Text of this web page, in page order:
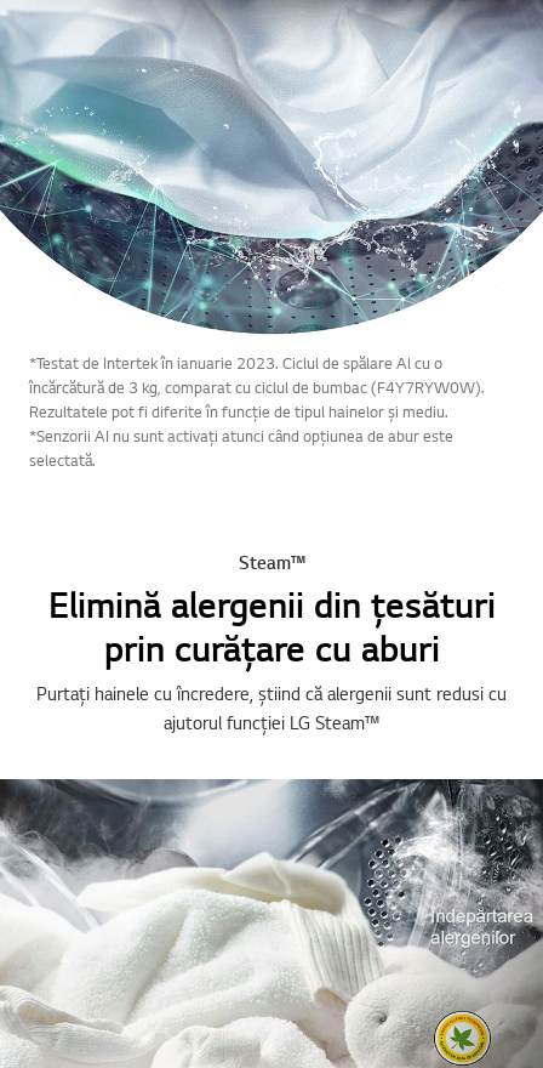
*Testat de Intertek în ianuarie 2023. Ciclul de spălare Al cu o
încărcătură de 3 kg, comparat cu ciclul de bumbac (F4Y7RYW0W).
Rezultatele pot fi diferite în funcție de tipul hainelor și mediu.
*Senzorii AI nu sunt activați atunci când opțiunea de abur este
selectată.
Steam™
Elimină alergenii din țesături
prin curățare cu aburi
Purtați hainele cu încredere, știind că alergenii sunt redusi cu
ajutorul funcției LG Steam™